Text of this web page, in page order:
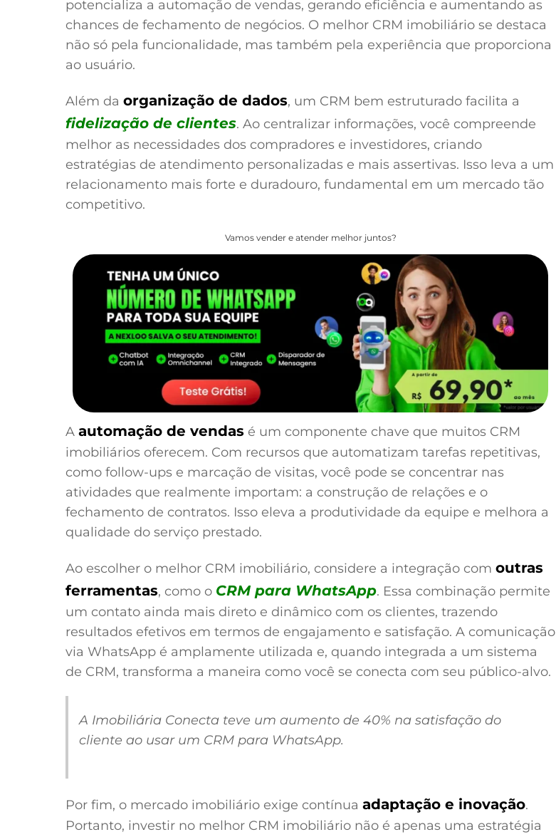
potencializa a automação de vendas, gerando eficiência e aumentando as
chances de fechamento de negócios. O melhor CRM imobiliário se destaca
não só pela funcionalidade, mas também pela experiência que proporciona
ao usuário.
Além da organização de dados, um CRM bem estruturado facilita a
fidelização de clientes. Ao centralizar informações, você compreende
melhor as necessidades dos compradores e investidores, criando
estratégias de atendimento personalizadas e mais assertivas. Isso leva a um
relacionamento mais forte e duradouro, fundamental em um mercado tão
competitivo.
Vamos vender e atender melhor juntos?
A automação de vendas é um componente chave que muitos CRM
imobiliários oferecem. Com recursos que automatizam tarefas repetitivas,
como follow-ups e marcação de visitas, você pode se concentrar nas
atividades que realmente importam: a construção de relações e o
fechamento de contratos. Isso eleva a produtividade da equipe e melhora a
qualidade do serviço prestado.
Ao escolher o melhor CRM imobiliário, considere a integração com outras
ferramentas, como o CRM para WhatsApp. Essa combinação permite
um contato ainda mais direto e dinâmico com os clientes, trazendo
resultados efetivos em termos de engajamento e satisfação. A comunicação
via WhatsApp é amplamente utilizada e, quando integrada a um sistema
de CRM, transforma a maneira como você se conecta com seu público-alvo.
A Imobiliária Conecta teve um aumento de 40% na satisfação do
cliente ao usar um CRM para WhatsApp.
Por fim, o mercado imobiliário exige contínua adaptação e inovação.
Portanto, investir no melhor CRM imobiliário não é apenas uma estratégia